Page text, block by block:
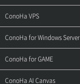
ご契約・お支払い
お問い合わせ
サポートトップ
ご利用ガイド
ConoHa VPS
サポートトップ
ご利用ガイド
ConoHa for Windows Server
サポートトップ
ご利用ガイド
ConoHa for GAME
サポートトップ
ConoHa AI Canvas